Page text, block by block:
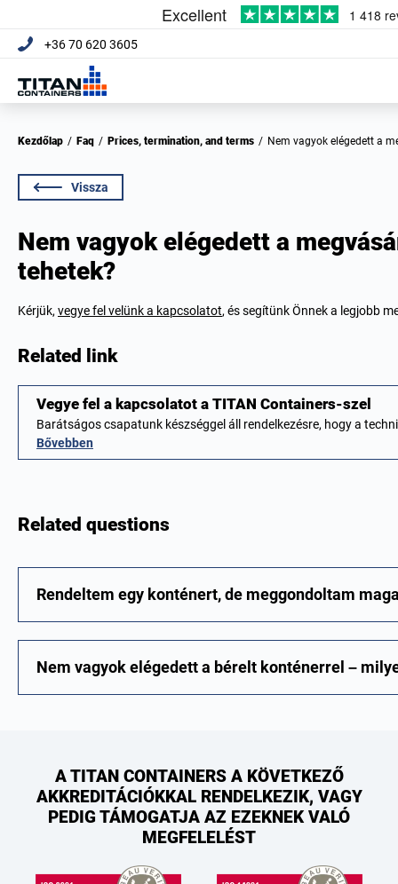
+36 70 620 3605
Kezdőlap / Faq / Prices, termination, and terms / Nem vagyok elégedett a
Vissza
Nem vagyok elégedett a
tehetek?
Kérjük, vegye fel velünk a kapcsolatot, és segítünk Önnek a legjobb
Related link
Vegye fel a kapcsolatot a TITAN Containers-szel
Barátságos csapatunk készséggel áll rendelkezésre, hogy a
Bővebben
Related questions
Rendeltem egy konténert, de meggondoltam
Nem vagyok elégedett a bérelt konténerrel –
A TITAN CONTAINERS A KÖVETKEZŐ
AKKREDITÁCIÓKKAL RENDELKEZIK, VAGY
PEDIG TÁMOGATJA AZ EZEKNEK VALÓ
MEGFELELÉST